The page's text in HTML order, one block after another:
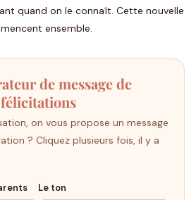
quand on le connaît. Cette nouvelle
ensemble.
de message de
félicitations
on vous propose un message
? Cliquez plusieurs fois, il y a
Le ton